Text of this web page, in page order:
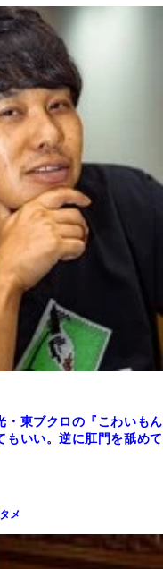
・東ブクロの『こわいもん
もいい。逆に肛門を舐めて
メ